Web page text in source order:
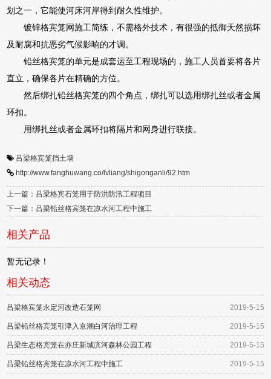
划之一，它能使河床河岸得到耐久性维护。
镀锌格宾笼网施工简练，不需格外技术，有很强的抵御天然损坏
及耐腐和抗恶劣气候影响的才调。
铅丝格宾笼的单元是成套运至工程现场的，施工人员首要将各片
直立，确保各片在精确的方位。
然后绑扎铅丝格宾笼的四个角点，绑扎可以选用绑扎丝或者金属
环扣。
用绑扎丝或者金属环扣将隔片和网身进行联接。
吕梁格宾笼挡土墙
http://www.fanghuwang.co/lvliang/shigonganli/92.htm
上一篇：吕梁格宾石笼用于防洪防汛工程项目
下一篇：吕梁铅丝格宾笼在凉水河工程中施工
相关产品
暂无记录！
相关动态
吕梁格宾笼永定河改造石笼网 2019-5-15
吕梁铅丝格宾笼引津入京潮白河治理工程 2019-5-15
吕梁生态格宾笼在亦庄新城滨河森林公园工程 2019-5-15
吕梁铅丝格宾笼在凉水河工程中施工 2019-5-15